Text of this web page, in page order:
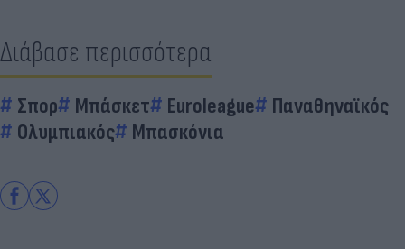
Διάβασε περισσότερα
Σπορ Μπάσκετ Euroleague
Παναθηναϊκός
Ολυμπιακός
Μπασκόνια